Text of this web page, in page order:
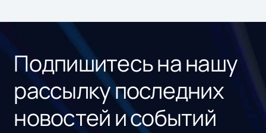
Подпишитесь на нашу
рассылку последних
новостей и событий